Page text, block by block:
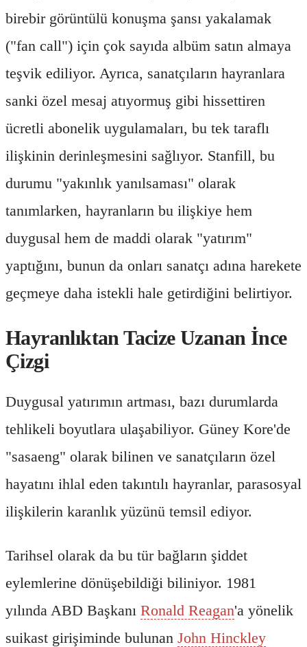
birebir görüntülü konuşma şansı yakalamak
("fan call") için çok sayıda albüm satın almaya
teşvik ediliyor. Ayrıca, sanatçıların hayranlara
sanki özel mesaj atıyormuş gibi hissettiren
ücretli abonelik uygulamaları, bu tek taraflı
ilişkinin derinleşmesini sağlıyor. Stanfill, bu
durumu "yakınlık yanılsaması" olarak
tanımlarken, hayranların bu ilişkiye hem
duygusal hem de maddi olarak "yatırım"
yaptığını, bunun da onları sanatçı adına harekete
geçmeye daha istekli hale getirdiğini belirtiyor.
Hayranlıktan Tacize Uzanan İnce
Çizgi
Duygusal yatırımın artması, bazı durumlarda
tehlikeli boyutlara ulaşabiliyor. Güney Kore'de
"sasaeng" olarak bilinen ve sanatçıların özel
hayatını ihlal eden takıntılı hayranlar, parasosyal
ilişkilerin karanlık yüzünü temsil ediyor.
Tarihsel olarak da bu tür bağların şiddet
eylemlerine dönüşebildiği biliniyor. 1981
yılında ABD Başkanı Ronald Reagan'a yönelik
suikast girişiminde bulunan John Hinckley